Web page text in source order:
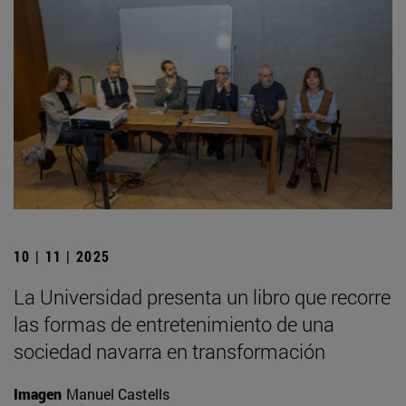
10 | 11 | 2025
La Universidad presenta un libro que recorre
las formas de entretenimiento de una
sociedad navarra en transformación
Imagen Manuel Castells